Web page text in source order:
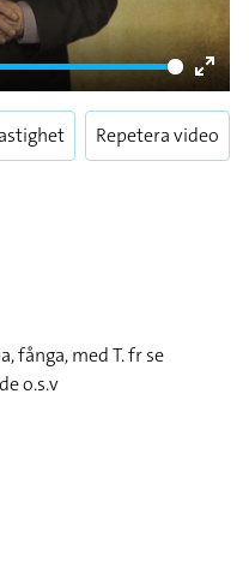
Enter
Repetera video
fånga, med T. fr se
o.s.v